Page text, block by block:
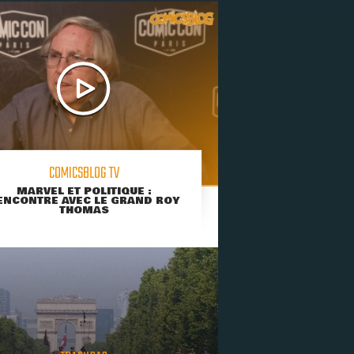
COMICSBLOG TV
MARVEL ET POLITIQUE :
AVEC LE GRAND ROY
THOMAS